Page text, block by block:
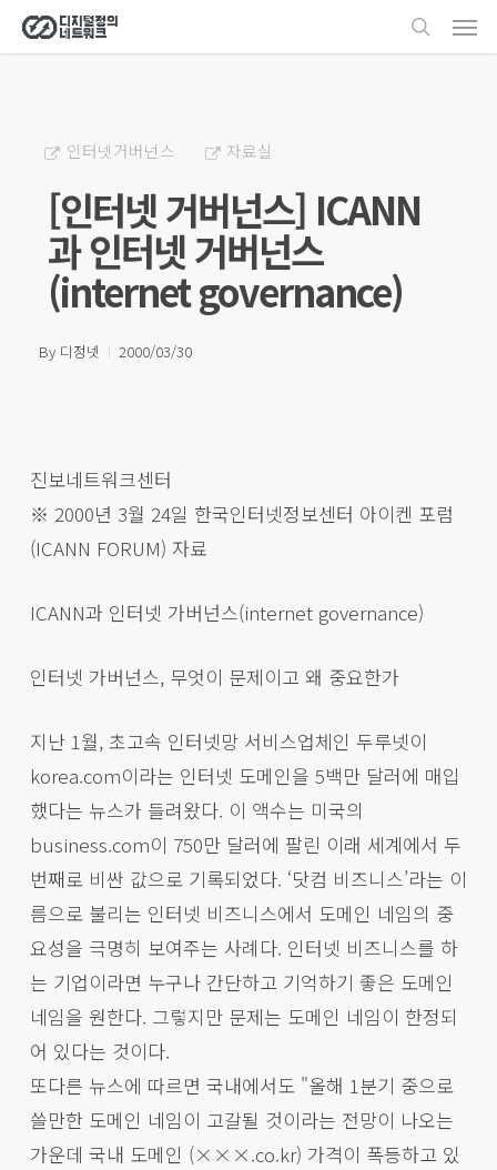
Skip
to
search
인터넷거버넌스 자료실
[인터넷 거버넌스] ICANN
과 인터넷 거버넌스
(internet governance)
By 디정넷 2000/03/30
진보네트워크센터
※ 2000년 3월 24일 한국인터넷정보센터 아이켄 포럼
(ICANN FORUM) 자료
ICANN과 인터넷 가버넌스(internet governance)
인터넷 가버넌스, 무엇이 문제이고 왜 중요한가
지난 1월, 초고속 인터넷망 서비스업체인 두루넷이
korea.com이라는 인터넷 도메인을 5백만 달러에 매입
했다는 뉴스가 들려왔다. 이 액수는 미국의
business.com이 750만 달러에 팔린 이래 세계에서 두
번째로 비싼 값으로 기록되었다. ‘닷컴 비즈니스’라는 이
름으로 불리는 인터넷 비즈니스에서 도메인 네임의 중
요성을 극명히 보여주는 사례다. 인터넷 비즈니스를 하
는 기업이라면 누구나 간단하고 기억하기 좋은 도메인
네임을 원한다. 그렇지만 문제는 도메인 네임이 한정되
어 있다는 것이다.
또다른 뉴스에 따르면 국내에서도 "올해 1분기 중으로
쓸만한 도메인 네임이 고갈될 것이라는 전망이 나오는
가운데 국내 도메인 (×××.co.kr) 가격이 폭등하고 있